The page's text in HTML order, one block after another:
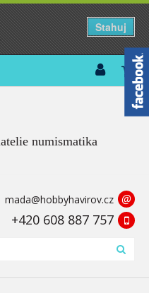
Stahuj
numismatika
mada@hobbyhavirov.cz @
+420 608 887 757